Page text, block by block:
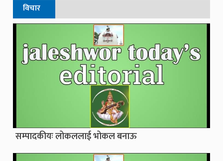
विचार
सम्पादकीयः लोकललाई भोकल बनाऊ